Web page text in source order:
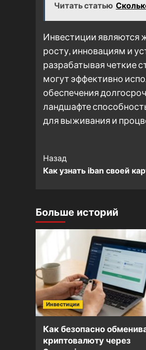
Читать статью
Инвестиции являются
росту, инновациям и
разрабатывая четкие
могут эффективно
обеспечения
ландшафте
для выживания и
Post
Navigation
Назад
Как узнать iban своей
Больше историй
Инвестиции
Как безопасно
криптовалюту через